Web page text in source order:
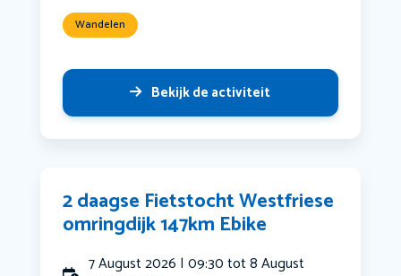
Wandelen
Bekijk de activiteit
2 daagse Fietstocht Westfriese
omringdijk 147km Ebike
7 August 2026 | 09:30 tot 8 August